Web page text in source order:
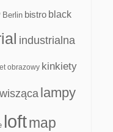
Berlin bistro black
industrialna
obrazowy kinkiety
lampy
loftmap